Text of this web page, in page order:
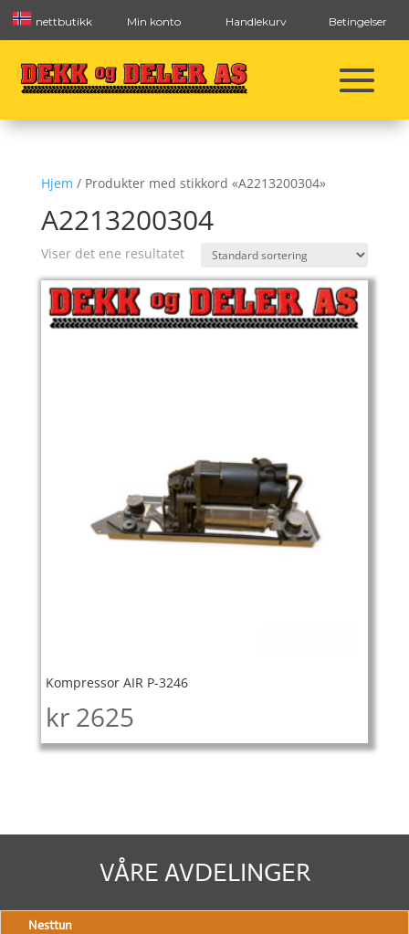
nettbutikk Min konto Handlekurv Betingelser
Hjem / Produkter med stikkord «A2213200304»
A2213200304
Viser det ene resultatet
Kompressor AIR P-3246
kr 2625
VÅRE AVDELINGER
Nesttun